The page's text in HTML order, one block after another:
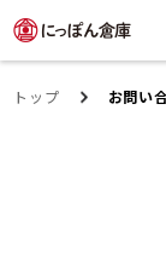
トップ お問い